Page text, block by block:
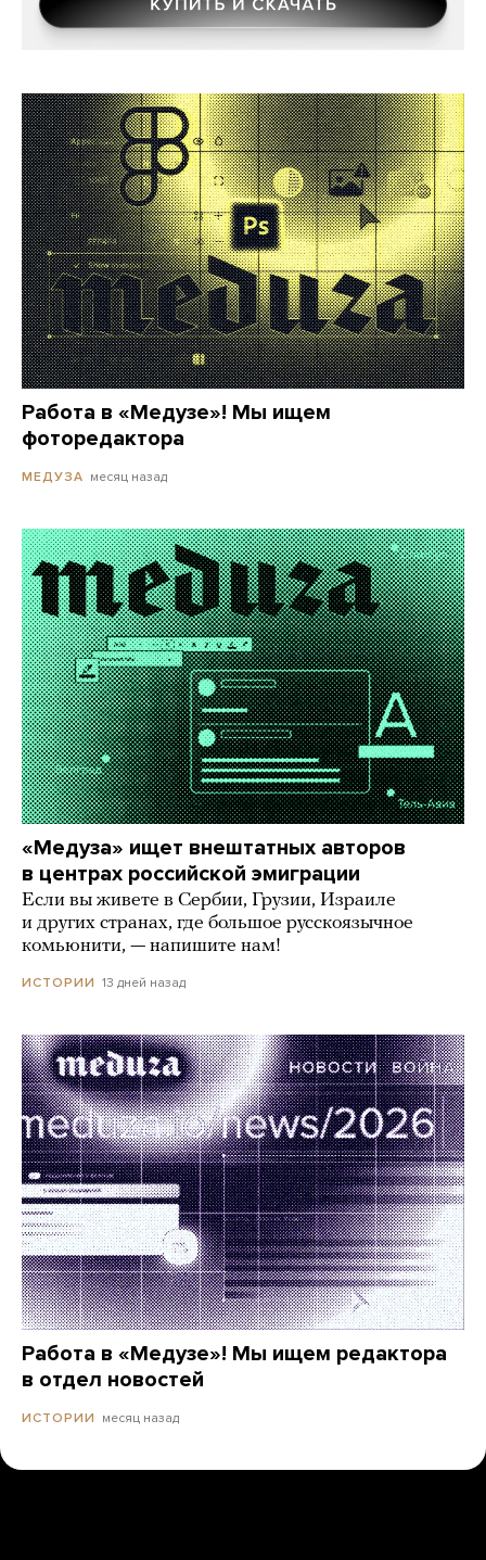
Работа в «Медузе»! Мы ищем
фоторедактора
МЕДУЗА месяц назад
«Медуза» ищет внештатных авторов
в центрах российской эмиграции
Если вы живете в Сербии, Грузии, Израиле
и других странах, где большое русскоязычное
комьюнити, — напишите нам!
ИСТОРИИ 13 дней назад
Работа в «Медузе»! Мы ищем редактора
в отдел новостей
ИСТОРИИ месяц назад